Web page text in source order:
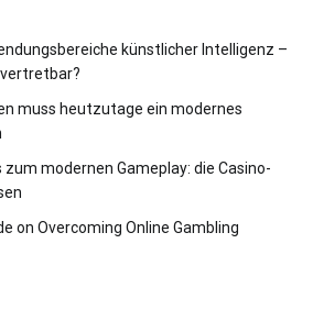
künstlicher Intelligenz –
muss heutzutage ein modernes
modernen Gameplay: die Casino-
on Overcoming Online Gambling